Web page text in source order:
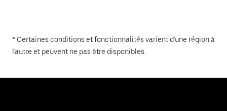
* Certaines conditions et fonctionnalités varient d'une région à
l'autre et peuvent ne pas être disponibles.